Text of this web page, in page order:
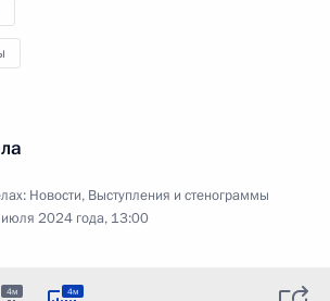
Новости, Выступления и стенограммы
2024 года, 13:00
4м 4м